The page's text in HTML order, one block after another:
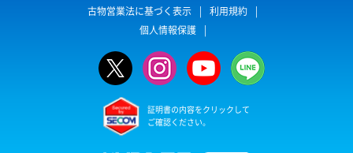
古物営業法に基づく表示
利用規約
個人情報保護
証明書の内容をクリックして
ご確認ください。